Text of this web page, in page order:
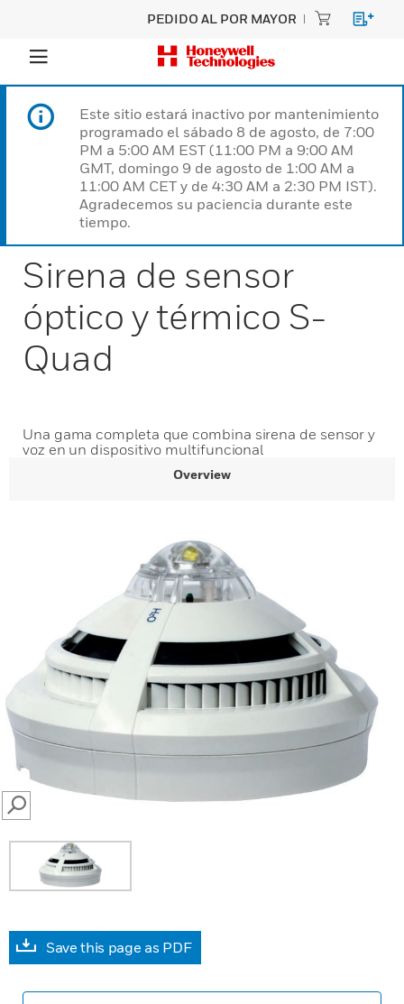
PEDIDO AL POR MAYOR
Este sitio estará inactivo por mantenimiento
programado el sábado 8 de agosto, de 7:00
PM a 5:00 AM EST (11:00 PM a 9:00 AM
GMT, domingo 9 de agosto de 1:00 AM a
11:00 AM CET y de 4:30 AM a 2:30 PM IST).
Agradecemos su paciencia durante este
tiempo.
Sirena de sensor
óptico y térmico S-
Quad
Una gama completa que combina sirena de sensor y
voz en un dispositivo multifuncional
Overview
SEARCH
Save this page as PDF